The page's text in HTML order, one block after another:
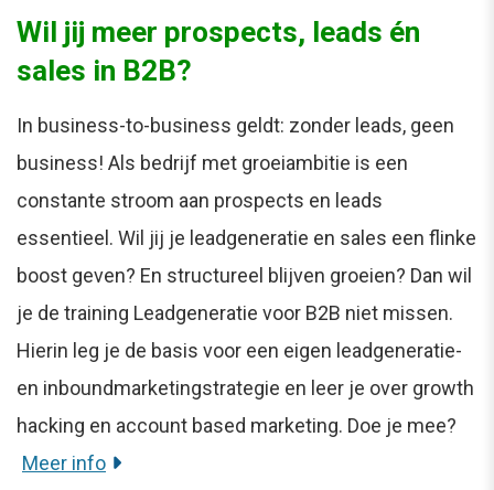
Wil jij meer prospects, leads én
sales in B2B?
In business-to-business geldt: zonder leads, geen
business! Als bedrijf met groeiambitie is een
constante stroom aan prospects en leads
essentieel. Wil jij je leadgeneratie en sales een flinke
boost geven? En structureel blijven groeien? Dan wil
je de training Leadgeneratie voor B2B niet missen.
Hierin leg je de basis voor een eigen leadgeneratie-
en inboundmarketingstrategie en leer je over growth
hacking en account based marketing. Doe je mee?
Meer info